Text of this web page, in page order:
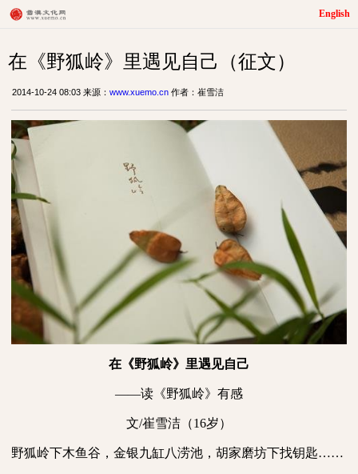
English
在《野狐岭》里遇见自己（征文）
2014-10-24 08:03 来源： www.xuemo.cn 作者：崔雪洁
在《野狐岭》里遇见自己
——读《野狐岭》有感
文/崔雪洁（16岁）
野狐岭下木鱼谷，金银九缸八涝池，胡家磨坊下找钥匙……